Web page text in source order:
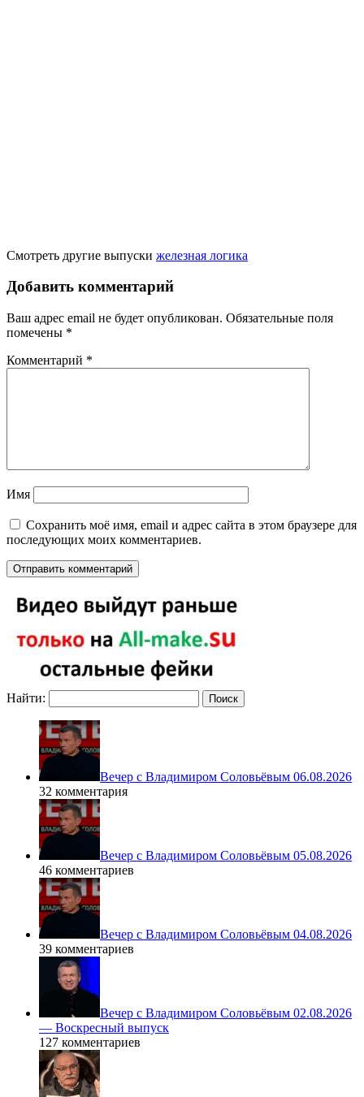
Смотреть другие выпуски железная логика
Добавить комментарий
Ваш адрес email не будет опубликован. Обязательные поля
помечены *
Комментарий *
Имя
Сохранить моё имя, email и адрес сайта в этом браузере для
последующих моих комментариев.
Найти:
Вечер с Владимиром Соловьёвым 06.08.2026
32 комментария
Вечер с Владимиром Соловьёвым 05.08.2026
46 комментариев
Вечер с Владимиром Соловьёвым 04.08.2026
39 комментариев
Вечер с Владимиром Соловьёвым 02.08.2026
— Воскресный выпуск
127 комментариев